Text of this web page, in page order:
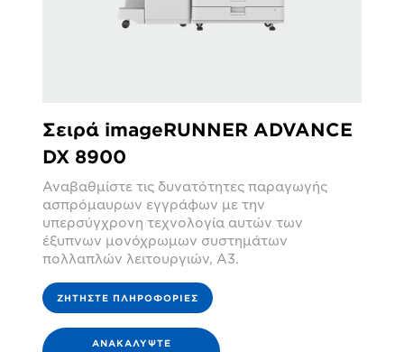
Σειρά imageRUNNER ADVANCE
DX 8900
Αναβαθμίστε τις δυνατότητες παραγωγής
ασπρόμαυρων εγγράφων με την
υπερσύγχρονη τεχνολογία αυτών των
έξυπνων μονόχρωμων συστημάτων
πολλαπλών λειτουργιών, A3.
ΖΗΤΉΣΤΕ ΠΛΗΡΟΦΟΡΊΕΣ
ΑΝΑΚΑΛΎΨΤΕ